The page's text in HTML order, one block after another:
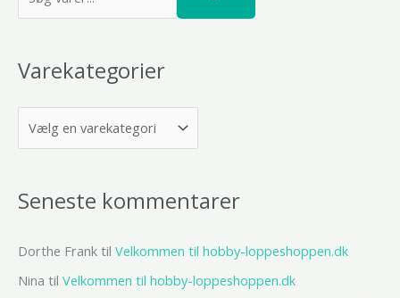
Varekategorier
Seneste kommentarer
Dorthe Frank til Velkommen til hobby-loppeshoppen.dk
Nina til Velkommen til hobby-loppeshoppen.dk